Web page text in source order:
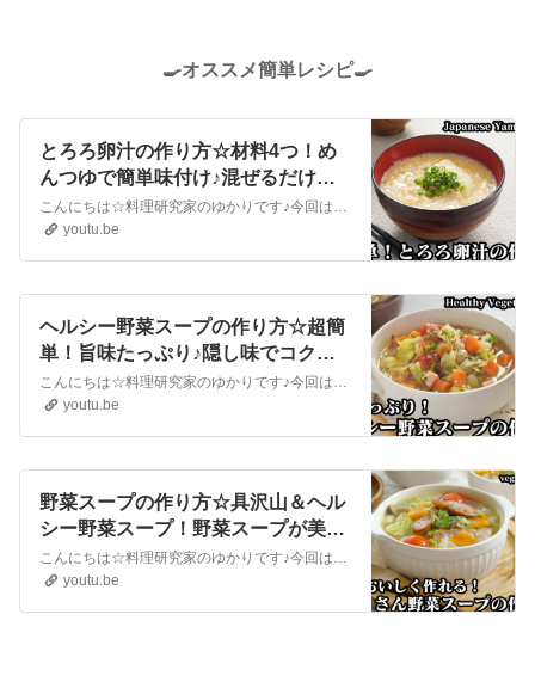
🍳オススメ簡単レシピ🍳
とろろ卵汁の作り方☆材料4つ！め
んつゆで簡単味付け♪混ぜるだけで
超簡単！とろろ卵汁に合う具材もご
紹介します☆-How to
makeJapanese Yam Egg Soup -
youtu.be
ヘルシー野菜スープの作り方☆超簡
単！旨味たっぷり♪隠し味でコクも
アップ♪食べ応え抜群の野菜スープ
です☆-How to make Healthy
Vegetable Soup-【料理研究家ゆか
youtu.be
野菜スープの作り方☆具沢山＆ヘル
シー野菜スープ！野菜スープが美味
しくなる方法をご紹介♪たったひと
手間で美味しさアップ☆-How to
make Vegetable Soup-【料理研究
youtu.be